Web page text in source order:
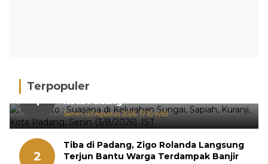
Terpopuler
1
Hujan Deras, 15 Titik Banjir Terdeteksi di
Kota Padang
Senin, 03 Agustus 2026, 17:10 WIB
2
Tiba di Padang, Zigo Rolanda Langsung
Terjun Bantu Warga Terdampak Banjir